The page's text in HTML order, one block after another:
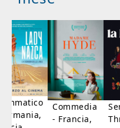
Commedia
- Francia,